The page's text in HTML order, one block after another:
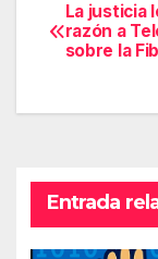
de
La justicia
razón a
sobre la
Entrada